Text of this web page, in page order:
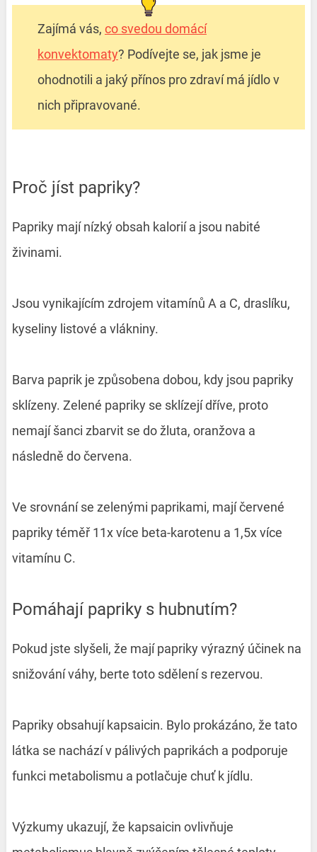
Zajímá vás, co svedou domácí
konvektomaty? Podívejte se, jak jsme je
ohodnotili a jaký přínos pro zdraví má jídlo v
nich připravované.
Proč jíst papriky?
Papriky mají nízký obsah kalorií a jsou nabité
živinami.
Jsou vynikajícím zdrojem vitamínů A a C, draslíku,
kyseliny listové a vlákniny.
Barva paprik je způsobena dobou, kdy jsou papriky
sklízeny. Zelené papriky se sklízejí dříve, proto
nemají šanci zbarvit se do žluta, oranžova a
následně do červena.
Ve srovnání se zelenými paprikami, mají červené
papriky téměř 11x více beta-karotenu a 1,5x více
vitamínu C.
Pomáhají papriky s hubnutím?
Pokud jste slyšeli, že mají papriky výrazný účinek na
snižování váhy, berte toto sdělení s rezervou.
Papriky obsahují kapsaicin. Bylo prokázáno, že tato
látka se nachází v pálivých paprikách a podporuje
funkci metabolismu a potlačuje chuť k jídlu.
Výzkumy ukazují, že kapsaicin ovlivňuje